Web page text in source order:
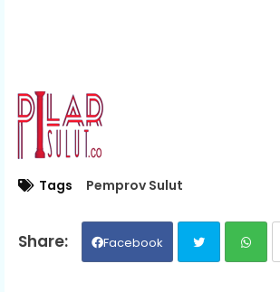
Tags Pemprov Sulut
Facebook